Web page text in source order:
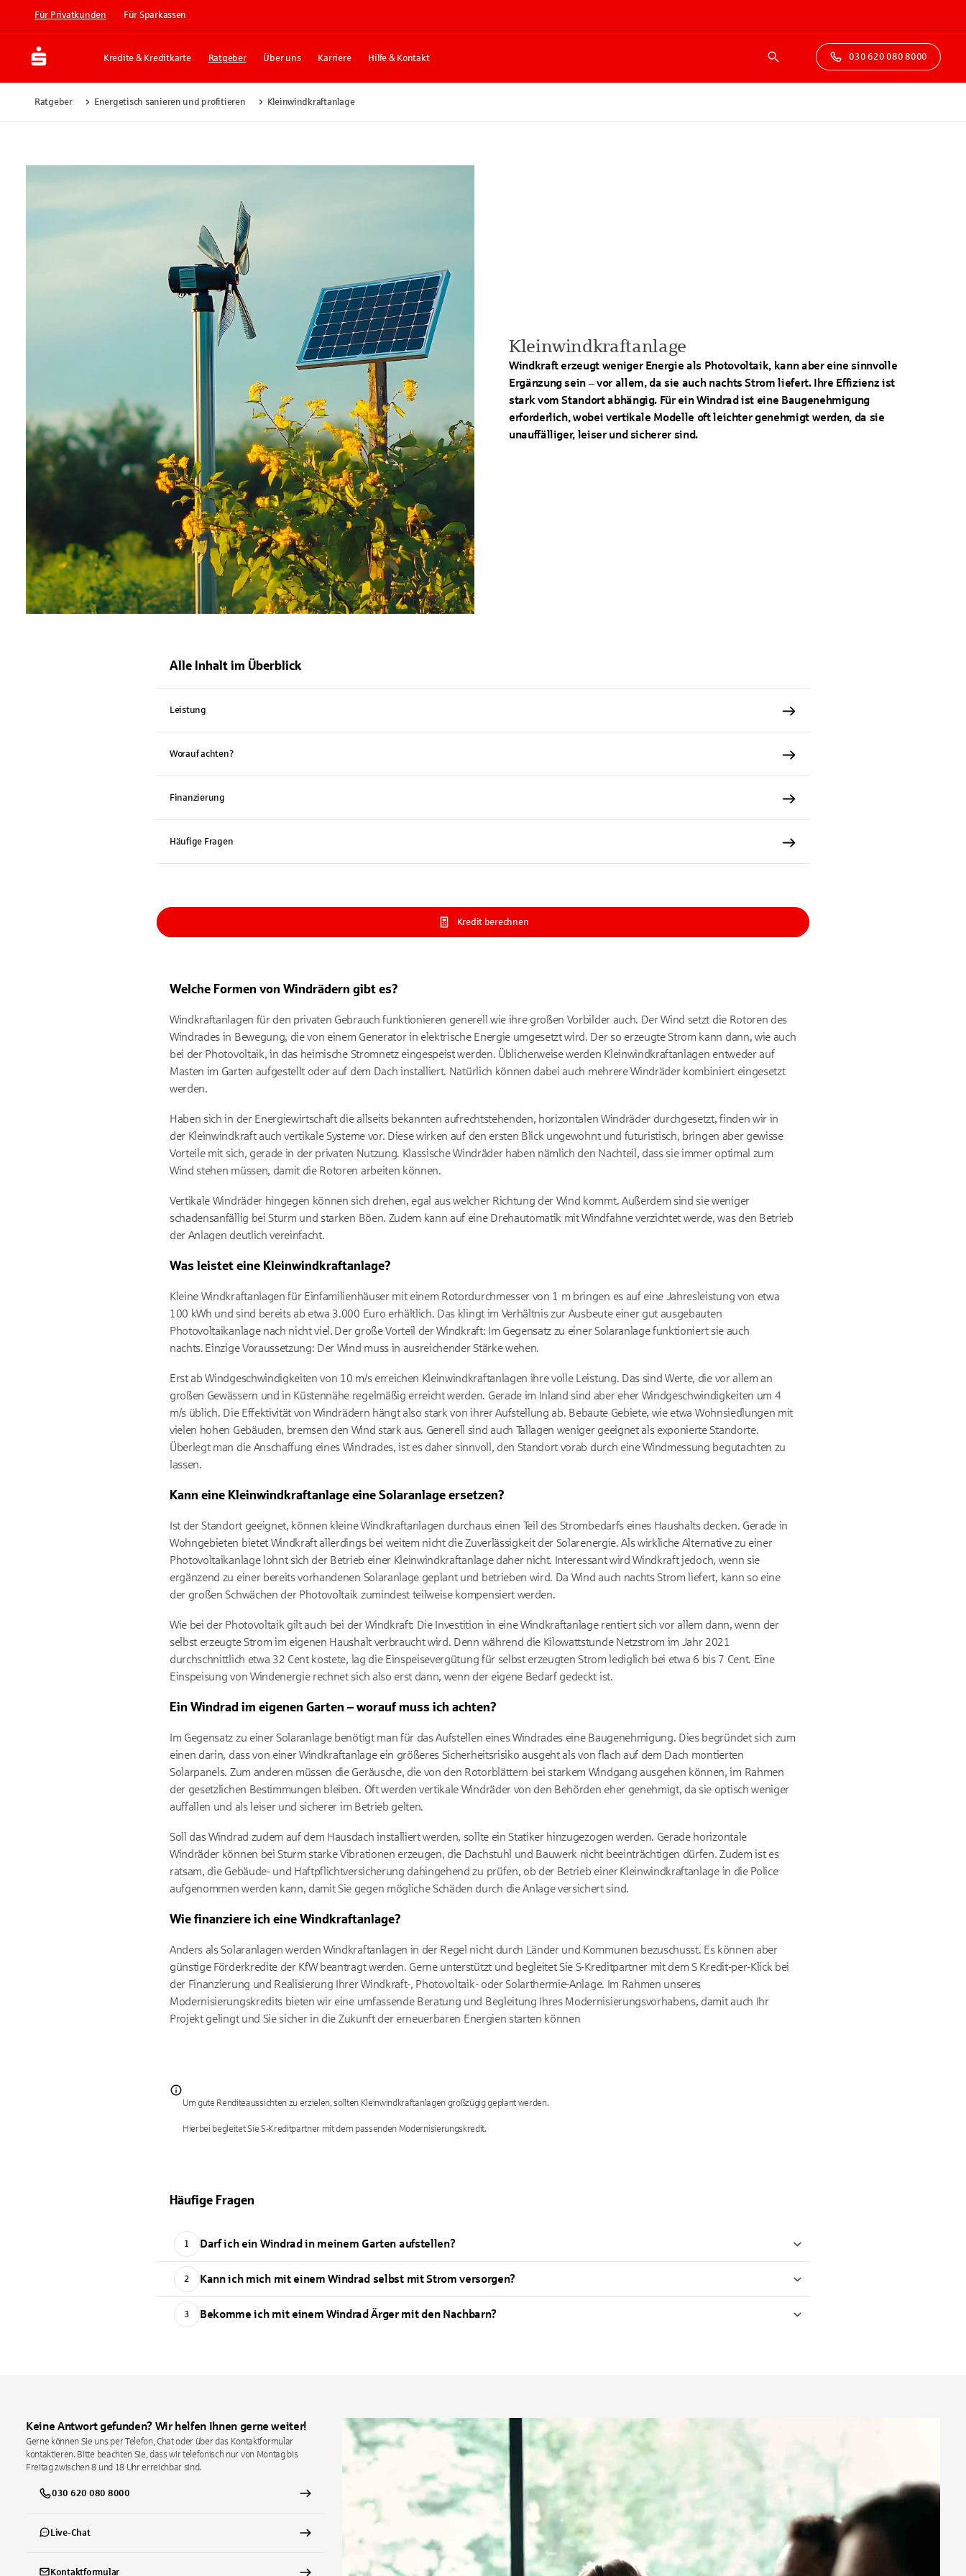
Für Privatkunden Für Sparkassen
Kredite & Kreditkarte Ratgeber Über uns Karriere Hilfe & Kontakt
Suche
030 620 080 8000
Ratgeber Energetisch sanieren und profitieren Kleinwindkraftanlage
Kleinwindkraftanlage
Windkraft erzeugt weniger Energie als Photovoltaik, kann aber eine sinnvolle
Ergänzung sein – vor allem, da sie auch nachts Strom liefert. Ihre Effizienz ist
stark vom Standort abhängig. Für ein Windrad ist eine Baugenehmigung
erforderlich, wobei vertikale Modelle oft leichter genehmigt werden, da sie
unauffälliger, leiser und sicherer sind.
Alle Inhalt im Überblick
Leistung
Worauf achten?
Finanzierung
Häufige Fragen
Kredit berechnen
Welche Formen von Windrädern gibt es?
Windkraftanlagen für den privaten Gebrauch funktionieren generell wie ihre großen Vorbilder auch. Der Wind setzt die Rotoren des
Windrades in Bewegung, die von einem Generator in elektrische Energie umgesetzt wird. Der so erzeugte Strom kann dann, wie auch
bei der Photovoltaik, in das heimische Stromnetz eingespeist werden. Üblicherweise werden Kleinwindkraftanlagen entweder auf
Masten im Garten aufgestellt oder auf dem Dach installiert. Natürlich können dabei auch mehrere Windräder kombiniert eingesetzt
werden.
Haben sich in der Energiewirtschaft die allseits bekannten aufrechtstehenden, horizontalen Windräder durchgesetzt, finden wir in
der Kleinwindkraft auch vertikale Systeme vor. Diese wirken auf den ersten Blick ungewohnt und futuristisch, bringen aber gewisse
Vorteile mit sich, gerade in der privaten Nutzung. Klassische Windräder haben nämlich den Nachteil, dass sie immer optimal zum
Wind stehen müssen, damit die Rotoren arbeiten können.
Vertikale Windräder hingegen können sich drehen, egal aus welcher Richtung der Wind kommt. Außerdem sind sie weniger
schadensanfällig bei Sturm und starken Böen. Zudem kann auf eine Drehautomatik mit Windfahne verzichtet werde, was den Betrieb
der Anlagen deutlich vereinfacht.
Was leistet eine Kleinwindkraftanlage?
Kleine Windkraftanlagen für Einfamilienhäuser mit einem Rotordurchmesser von 1 m bringen es auf eine Jahresleistung von etwa
100 kWh und sind bereits ab etwa 3.000 Euro erhältlich. Das klingt im Verhältnis zur Ausbeute einer gut ausgebauten
Photovoltaikanlage nach nicht viel. Der große Vorteil der Windkraft: Im Gegensatz zu einer Solaranlage funktioniert sie auch
nachts. Einzige Voraussetzung: Der Wind muss in ausreichender Stärke wehen.
Erst ab Windgeschwindigkeiten von 10 m/s erreichen Kleinwindkraftanlagen ihre volle Leistung. Das sind Werte, die vor allem an
großen Gewässern und in Küstennähe regelmäßig erreicht werden. Gerade im Inland sind aber eher Windgeschwindigkeiten um 4
m/s üblich. Die Effektivität von Windrädern hängt also stark von ihrer Aufstellung ab. Bebaute Gebiete, wie etwa Wohnsiedlungen mit
vielen hohen Gebäuden, bremsen den Wind stark aus. Generell sind auch Tallagen weniger geeignet als exponierte Standorte.
Überlegt man die Anschaffung eines Windrades, ist es daher sinnvoll, den Standort vorab durch eine Windmessung begutachten zu
lassen.
Kann eine Kleinwindkraftanlage eine Solaranlage ersetzen?
Ist der Standort geeignet, können kleine Windkraftanlagen durchaus einen Teil des Strombedarfs eines Haushalts decken. Gerade in
Wohngebieten bietet Windkraft allerdings bei weitem nicht die Zuverlässigkeit der Solarenergie. Als wirkliche Alternative zu einer
Photovoltaikanlage lohnt sich der Betrieb einer Kleinwindkraftanlage daher nicht. Interessant wird Windkraft jedoch, wenn sie
ergänzend zu einer bereits vorhandenen Solaranlage geplant und betrieben wird. Da Wind auch nachts Strom liefert, kann so eine
der großen Schwächen der Photovoltaik zumindest teilweise kompensiert werden.
Wie bei der Photovoltaik gilt auch bei der Windkraft: Die Investition in eine Windkraftanlage rentiert sich vor allem dann, wenn der
selbst erzeugte Strom im eigenen Haushalt verbraucht wird. Denn während die Kilowattstunde Netzstrom im Jahr 2021
durchschnittlich etwa 32 Cent kostete, lag die Einspeisevergütung für selbst erzeugten Strom lediglich bei etwa 6 bis 7 Cent. Eine
Einspeisung von Windenergie rechnet sich also erst dann, wenn der eigene Bedarf gedeckt ist.
Ein Windrad im eigenen Garten – worauf muss ich achten?
Im Gegensatz zu einer Solaranlage benötigt man für das Aufstellen eines Windrades eine Baugenehmigung. Dies begründet sich zum
einen darin, dass von einer Windkraftanlage ein größeres Sicherheitsrisiko ausgeht als von flach auf dem Dach montierten
Solarpanels. Zum anderen müssen die Geräusche, die von den Rotorblättern bei starkem Windgang ausgehen können, im Rahmen
der gesetzlichen Bestimmungen bleiben. Oft werden vertikale Windräder von den Behörden eher genehmigt, da sie optisch weniger
auffallen und als leiser und sicherer im Betrieb gelten.
Soll das Windrad zudem auf dem Hausdach installiert werden, sollte ein Statiker hinzugezogen werden. Gerade horizontale
Windräder können bei Sturm starke Vibrationen erzeugen, die Dachstuhl und Bauwerk nicht beeinträchtigen dürfen. Zudem ist es
ratsam, die Gebäude- und Haftpflichtversicherung dahingehend zu prüfen, ob der Betrieb einer Kleinwindkraftanlage in die Police
aufgenommen werden kann, damit Sie gegen mögliche Schäden durch die Anlage versichert sind.
Wie finanziere ich eine Windkraftanlage?
Anders als Solaranlagen werden Windkraftanlagen in der Regel nicht durch Länder und Kommunen bezuschusst. Es können aber
günstige Förderkredite der KfW beantragt werden. Gerne unterstützt und begleitet Sie S-Kreditpartner mit dem S Kredit-per-Klick bei
der Finanzierung und Realisierung Ihrer Windkraft-, Photovoltaik- oder Solarthermie-Anlage. Im Rahmen unseres
Modernisierungskredits bieten wir eine umfassende Beratung und Begleitung Ihres Modernisierungsvorhabens, damit auch Ihr
Projekt gelingt und Sie sicher in die Zukunft der erneuerbaren Energien starten können
Um gute Renditeaussichten zu erzielen, sollten Kleinwindkraftanlagen großzügig geplant werden.
Hierbei begleitet Sie S-Kreditpartner mit dem passenden Modernisierungskredit.
Häufige Fragen
1 Darf ich ein Windrad in meinem Garten aufstellen?
2 Kann ich mich mit einem Windrad selbst mit Strom versorgen?
3 Bekomme ich mit einem Windrad Ärger mit den Nachbarn?
Keine Antwort gefunden? Wir helfen Ihnen gerne weiter!
Gerne können Sie uns per Telefon, Chat oder über das Kontaktformular
kontaktieren. Bitte beachten Sie, dass wir telefonisch nur von Montag bis
Freitag zwischen 8 und 18 Uhr erreichbar sind.
030 620 080 8000
Live-Chat
Kontaktformular